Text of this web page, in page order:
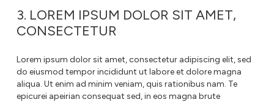
3. LOREM IPSUM DOLOR SIT AMET,
CONSECTETUR
Lorem ipsum dolor sit amet, consectetur adipiscing elit, sed
do eiusmod tempor incididunt ut labore et dolore magna
aliqua. Ut enim ad minim veniam, quis rationibus nam. Te
epicurei apeirian consequat sed, in eos magna brute